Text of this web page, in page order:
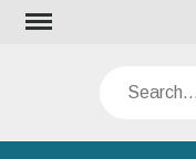
Skip
Search